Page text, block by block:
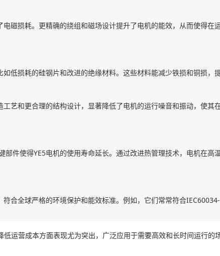
电磁损耗。更精确的绕组和磁场设计提升了电机的能效，从而使得在
低损耗的硅钢片和改进的绝缘材料。这些材料能减少铁损和铜损，
工艺和更合理的结构设计，显著降低了电机的运行噪音和振动，使其
部件使得YE5电机的使用寿命延长。通过改进热管理技术，电机在高
符合全球严格的环境保护和能效标准。例如，它们常常符合
低运营成本方面表现尤为突出，广泛应用于需要高效和长时间运行的